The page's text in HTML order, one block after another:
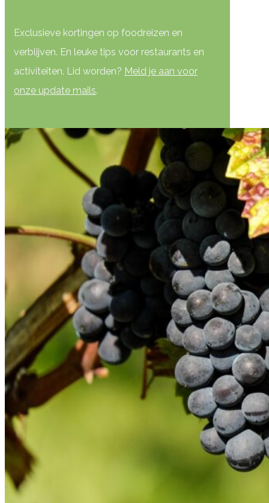
Exclusieve kortingen op foodreizen en
verblijven. En leuke tips voor restaurants en
activiteiten. Lid worden? Meld je aan voor
onze update mails.